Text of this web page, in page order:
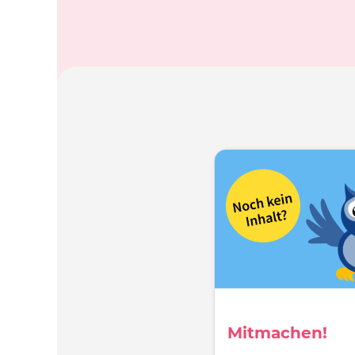
Mitmachen!